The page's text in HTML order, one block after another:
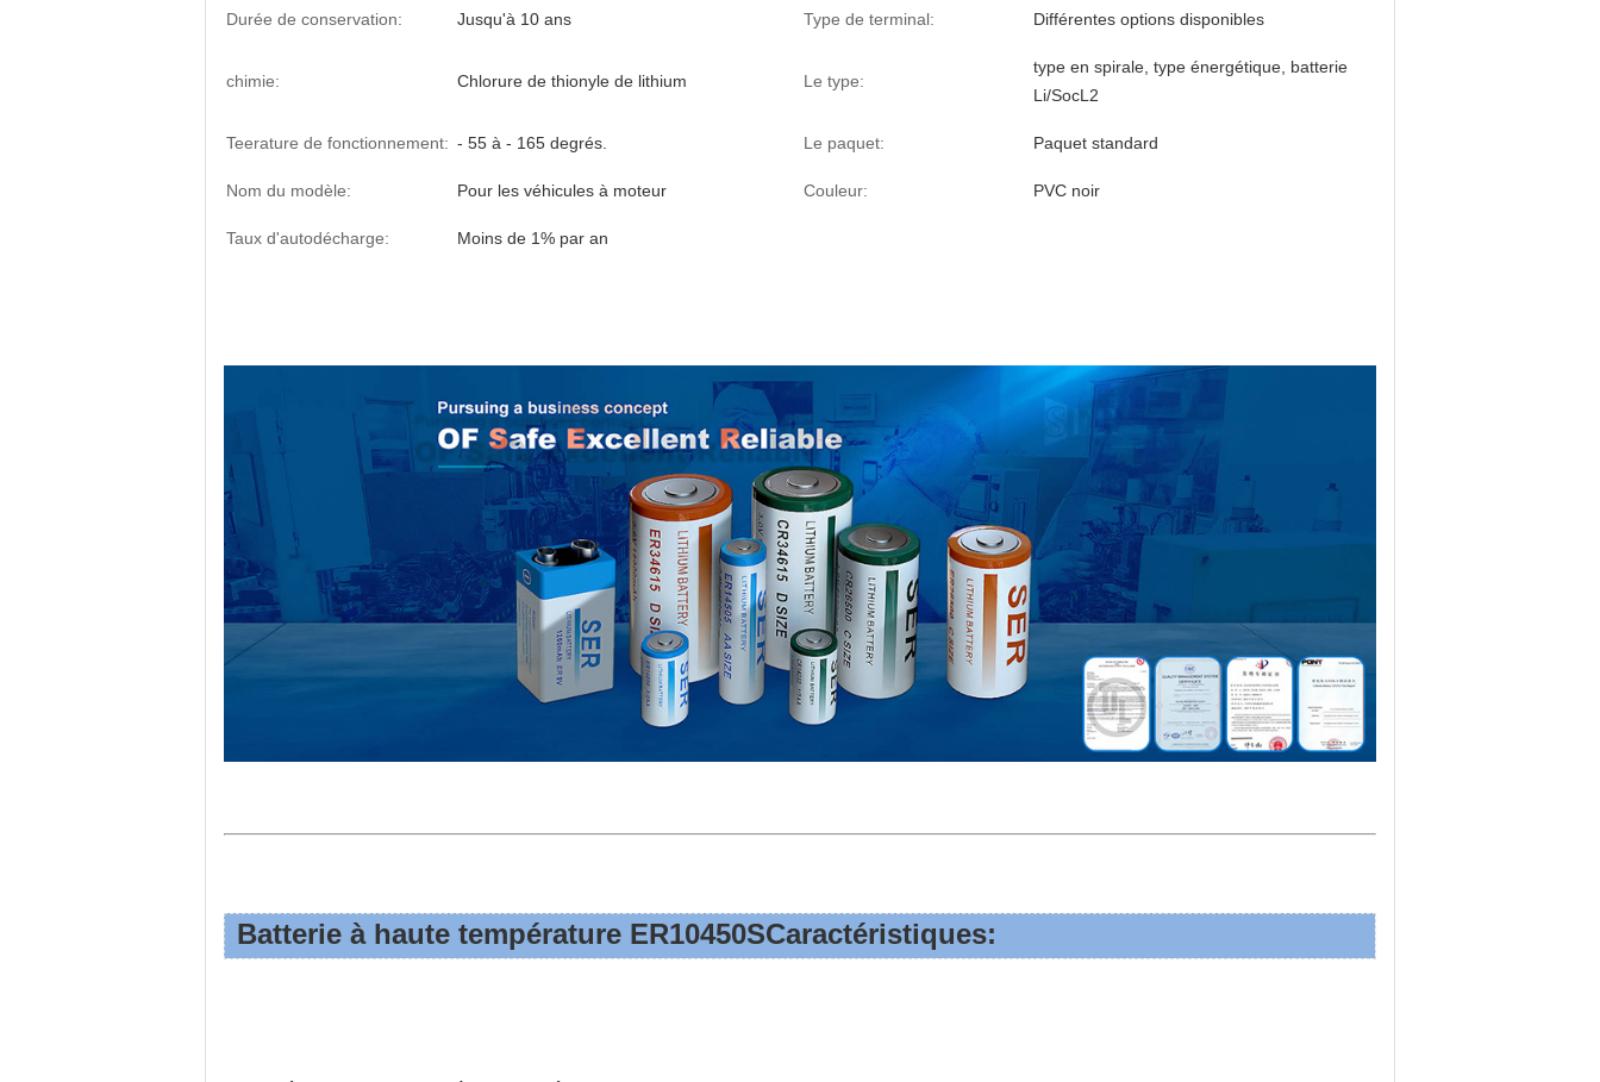
Durée de conservation: Jusqu'à 10 ans Type de terminal: Différentes options disponibles
chimie: Chlorure de thionyle de lithium Le type:
type en spirale, type énergétique, batterie
Li/SocL2
Teerature de fonctionnement: - 55 à - 165 degrés. Le paquet: Paquet standard
Nom du modèle: Pour les véhicules à moteur Couleur: PVC noir
Taux d'autodécharge: Moins de 1% par an
Batterie à haute température ER10450SCaractéristiques: